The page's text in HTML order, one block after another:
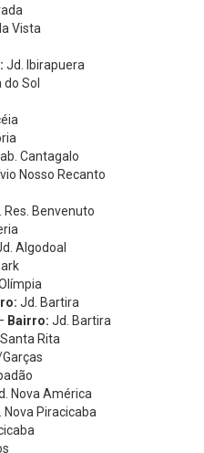
Vista
Jd. Ibirapuera
Sol
Cantagalo
Nosso Recanto
Res. Benvenuto
Algodoal
Jd. Bartira
Bairro: Jd. Bartira
Santa Rita
Nova América
Nova Piracicaba